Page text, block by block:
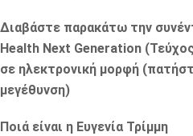
Διαβάστε παρακάτω την
Health Next Generation
σε ηλεκτρονική μορφή
μεγέθυνση)
Ποιά είναι η Ευγενία Τρίμμη